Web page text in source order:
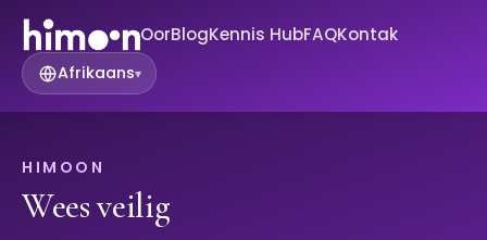
OorBlogKennis HubFAQKontak
Afrikaans▾
HIMOON
Wees veilig